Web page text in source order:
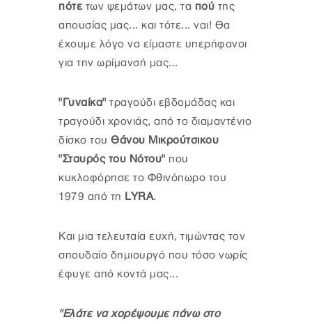
πότε των ψεμάτων μας, τα πού της
απουσίας μας... και τότε... ναι! Θα
έχουμε λόγο να είμαστε υπερήφανοι
για την ωρίμανσή μας...
"Γυναίκα" τραγούδι εβδομάδας και
τραγούδι χρονιάς, από το διαμαντένιο
δίσκο του Θάνου Μικρούτσικου
"Σταυρός του Νότου" που
κυκλοφόρησε το Φθινόπωρο του
1979 από τη LYRA.
Kαι μια τελευταία ευχή, τιμώντας τον
σπουδαίο δημιουργό που τόσο νωρίς
έφυγε από κοντά μας...
"Ελάτε να χορέψουμε πάνω στο